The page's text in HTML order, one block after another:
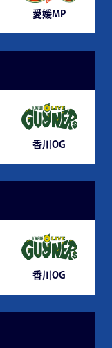
愛媛MP
香川OG
香川OG